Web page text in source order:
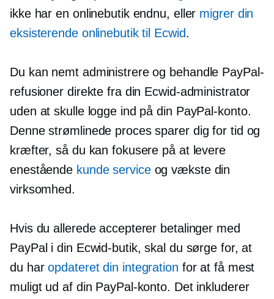
ikke har en onlinebutik endnu, eller migrer din
eksisterende onlinebutik til Ecwid.
Du kan nemt administrere og behandle PayPal-
refusioner direkte fra din Ecwid-administrator
uden at skulle logge ind på din PayPal-konto.
Denne strømlinede proces sparer dig for tid og
kræfter, så du kan fokusere på at levere
enestående kunde serviceog vækste din
virksomhed.
Hvis du allerede accepterer betalinger med
PayPal i din Ecwid-butik, skal du sørge for, at
du haropdateret din integration for at få mest
muligt ud af din PayPal-konto. Det inkluderer